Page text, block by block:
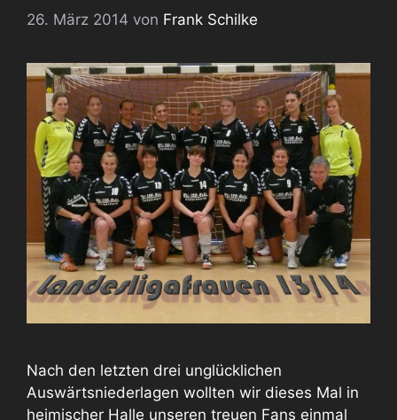
26. März 2014 von Frank Schilke
Nach den letzten drei unglücklichen
Auswärtsniederlagen wollten wir dieses Mal in
heimischer Halle unseren treuen Fans einmal